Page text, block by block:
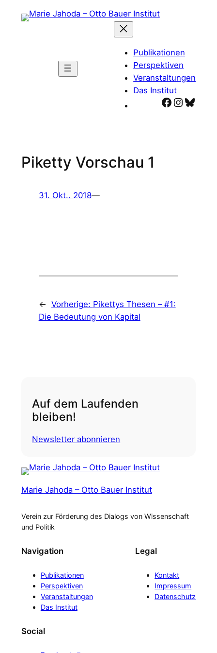
Inhalt
Publikationen
Perspektiven
Veranstaltungen
Das Institut
Facebook
Piketty Vorschau 1
31. Okt.. 2018—
← Vorherige: Pikettys Thesen – #1:
Die Bedeutung von Kapital
Auf dem Laufenden
bleiben!
Newsletter abonnieren
Marie Jahoda – Otto Bauer Institut
Verein zur Förderung des Dialogs von Wissenschaft
und Politik
Navigation
Publikationen
Perspektiven
Veranstaltungen
Das Institut
Legal
Kontakt
Impressum
Datenschutz
Social